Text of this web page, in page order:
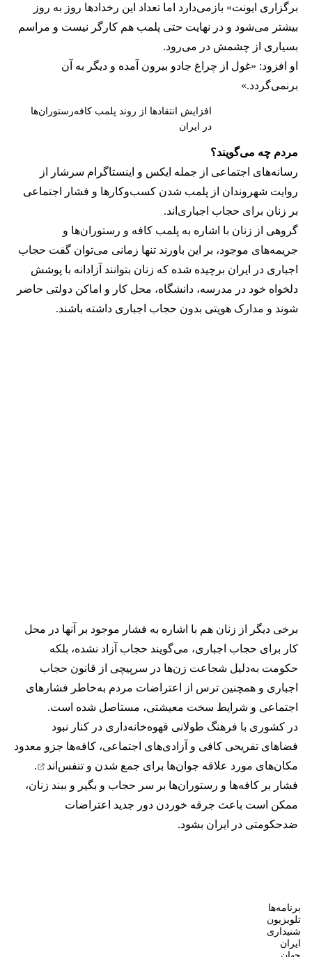
برگزاری ایونت» بازمی‌دارد اما تعداد این رخدادها روز به روز
بیشتر می‌شود و در نهایت حتی پلمب هم کارگر نیست و مراسم
بسیاری از چشمش در می‌رود.
او افزود: «غول از چراغ جادو بیرون آمده و دیگر به آن
برنمی‎‌گردد.»
افزایش انتقادها از روند پلمب کافه‌رستوران‌ها
در ایران
مردم چه می‌گویند؟
رسانه‎‌های اجتماعی از جمله ایکس و اینستاگرام سرشار از
روایت شهروندان از پلمب شدن کسب‌وکارها و فشار اجتماعی
بر زنان برای حجاب اجباری‌اند.
گروهی از زنان با اشاره به پلمب کافه و رستوران‌ها و
جریمه‌های موجود، بر این باورند تنها زمانی می‌توان گفت حجاب
اجباری در ایران برچیده شده که زنان بتوانند آزادانه با پوشش
دلخواه خود در مدرسه، دانشگاه، محل کار و اماکن دولتی حاضر
شوند و مدارک هویتی بدون حجاب اجباری داشته باشند.
برخی دیگر از زنان هم با اشاره به فشار موجود بر آنها در محل
کار برای حجاب اجباری، می‌گویند حجاب آزاد نشده، بلکه
حکومت به‌دلیل شجاعت زن‌ها در سرپیچی از قانون حجاب
اجباری و همچنین ترس از اعتراضات مردم به‌خاطر فشارهای
اجتماعی و شرایط سخت معیشتی، مستاصل شده است.
در کشوری با فرهنگ طولانی قهوه‌‌خانه‌داری در کنار نبود
فضاهای تفریحی کافی و آزادی‌های اجتماعی، کافه‌ها جزو معدود
مکان‌های مورد علاقه جوان‌ها برای جمع شدن و تنفس‌اند
.
فشار بر کافه‌ها و رستوران‌ها بر سر حجاب و بگیر و ببند زنان،
ممکن است باعث جرقه خوردن دور جدید اعتراضات
ضدحکومتی در ایران بشود.
برنامه‌ها
تلویزیون
شنیداری
ایران